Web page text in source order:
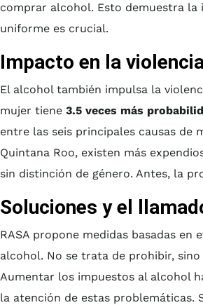
comprar alcohol. Esto demuestra la
uniforme es crucial.
Impacto en la
El alcohol también impulsa la
mujer tiene 3.5 veces más
entre las seis principales causas de
Quintana Roo, existen más
sin distinción de género. Antes, la
Soluciones y el
RASA propone medidas basadas
alcohol. No se trata de prohibir,
Aumentar los impuestos al alcohol
la atención de estas problemáticas.